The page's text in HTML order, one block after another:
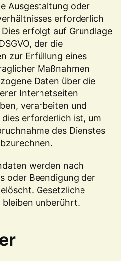
Ausgestaltung oder
erforderlich
erfolgt auf Grundlage
der die
zur Erfüllung eines
Maßnahmen
Daten über die
Internetseiten
verarbeiten und
erforderlich ist, um
des Dienstes
werden nach
oder Beendigung der
Gesetzliche
unberührt.